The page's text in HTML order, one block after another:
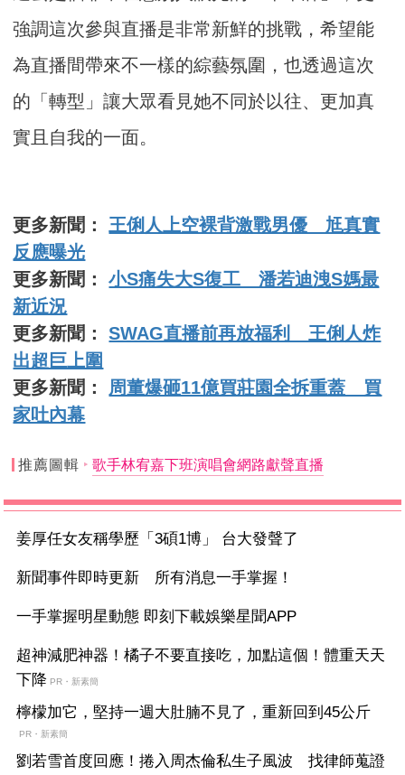
強調這次參與直播是非常新鮮的挑戰，希望能
為直播間帶來不一樣的綜藝氛圍，也透過這次
的「轉型」讓大眾看見她不同於以往、更加真
實且自我的一面。
更多新聞： 王俐人上空裸背激戰男優 尪真實
反應曝光
更多新聞：小S痛失大S復工 潘若迪洩S媽最
新近況
更多新聞：SWAG直播前再放福利 王俐人炸
出超巨上圍
更多新聞： 周董爆砸11億買莊園全拆重蓋 買
家吐內幕
推薦圖輯 歌手林宥嘉下班演唱會網路獻聲直播
姜厚任女友稱學歷「3碩1博」 台大發聲了
新聞事件即時更新 所有消息一手掌握！
一手掌握明星動態 即刻下載娛樂星聞APP
超神減肥神器！橘子不要直接吃，加點這個！體重天天
下降 PR・新素簡
檸檬加它，堅持一週大肚腩不見了，重新回到45公斤
PR・新素簡
劉若雪首度回應！捲入周杰倫私生子風波 找律師蒐證